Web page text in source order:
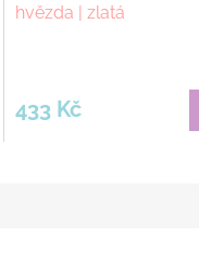
hvězda | zlatá
433 Kč